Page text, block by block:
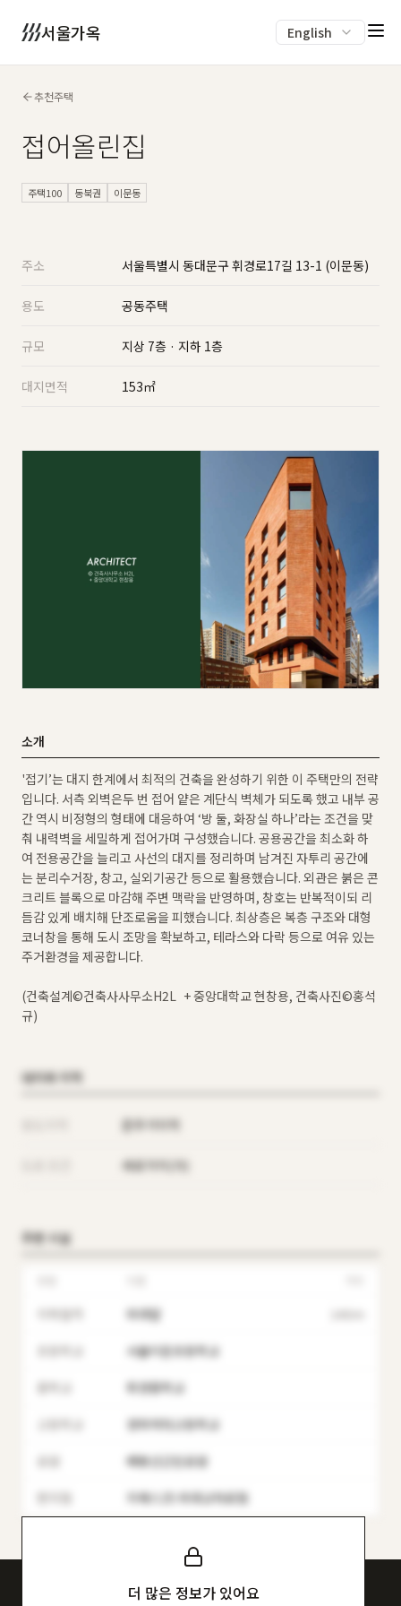
서울가옥 English
추천주택
접어올린집
주택100 동북권 이문동
주소 서울특별시 동대문구 휘경로17길 13-1 (이문동)
용도 공동주택
규모 지상 7층 · 지하 1층
대지면적 153㎡
소개
'접기’는 대지 한계에서 최적의 건축을 완성하기 위한 이 주택만의 전략
입니다. 서측 외벽은두 번 접어 얕은 계단식 벽체가 되도록 했고 내부 공
간 역시 비정형의 형태에 대응하여 ʻ방 둘, 화장실 하나’라는 조건을 맞
춰 내력벽을 세밀하게 접어가며 구성했습니다. 공용공간을 최소화 하
여 전용공간을 늘리고 사선의 대지를 정리하며 남겨진 자투리 공간에
는 분리수거장, 창고, 실외기공간 등으로 활용했습니다. 외관은 붉은 콘
크리트 블록으로 마감해 주변 맥락을 반영하며, 창호는 반복적이되 리
듬감 있게 배치해 단조로움을 피했습니다. 최상층은 복층 구조와 대형
코너창을 통해 도시 조망을 확보하고, 테라스와 다락 등으로 여유 있는
주거환경을 제공합니다.
(건축설계©건축사사무소H2L + 중앙대학교 현창용, 건축사진©홍석
규)
대지와 지역
준주거지역
세로각지(가)
주변 시설
외대앞
서울이문초등학교
휘경중학교
경희여자고등학교
배봉산근린공원
지에스25 외대교차로점
더 많은 정보가 있어요